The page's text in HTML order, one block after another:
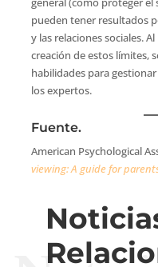
pueden tener resultados
y las relaciones sociales.
creación de estos límites,
habilidades para
los expertos.
Fuente.
American Psychological
viewing: A guide for